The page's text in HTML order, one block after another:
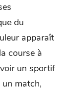
du
apparaît
course à
un sportif
match,